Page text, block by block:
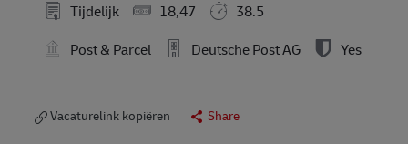
Tijdelijk
18,47
38.5
Post & Parcel
Deutsche Post AG Yes
Vacaturelink kopiëren Share